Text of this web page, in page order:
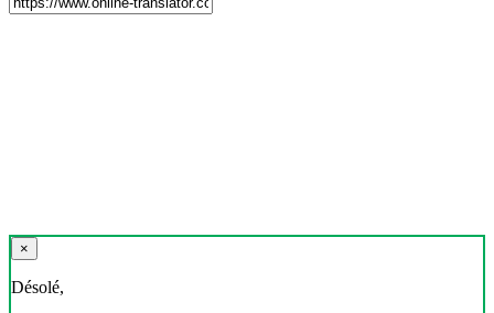
×
Désolé,